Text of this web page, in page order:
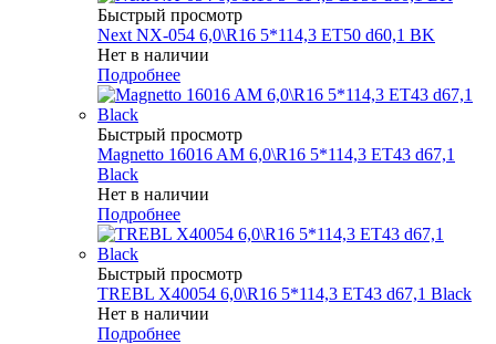
Быстрый просмотр
Next NX-054 6,0\R16 5*114,3 ET50 d60,1 BK
Нет в наличии
Подробнее
Быстрый просмотр
Magnetto 16016 AM 6,0\R16 5*114,3 ET43 d67,1
Black
Нет в наличии
Подробнее
Быстрый просмотр
TREBL X40054 6,0\R16 5*114,3 ET43 d67,1 Black
Нет в наличии
Подробнее